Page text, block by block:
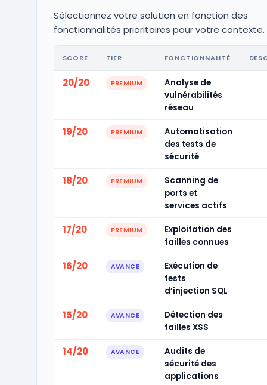
Sélectionnez votre solution en fonction des
fonctionnalités prioritaires pour votre contexte.
SCORE TIER FONCTIONNALITÉ
20/20 PREMIUM
Analyse de
vulnérabilités
réseau
19/20 PREMIUM
Automatisation
des tests de
sécurité
18/20 PREMIUM
Scanning de
ports et
services actifs
17/20 PREMIUM
Exploitation des
failles connues
16/20 AVANCE
Exécution de
tests
d’injection SQL
15/20 AVANCE
Détection des
failles XSS
14/20 AVANCE
Audits de
sécurité des
applications